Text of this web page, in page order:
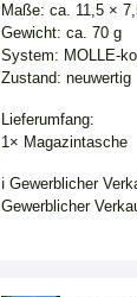
Maße: ca. 11,5 ×
Gewicht: ca. 70 g
System: MOLLE-
Zustand: neuwertig
Lieferumfang:
1× Magazintasche
ℹ️ Gewerblicher
Gewerblicher